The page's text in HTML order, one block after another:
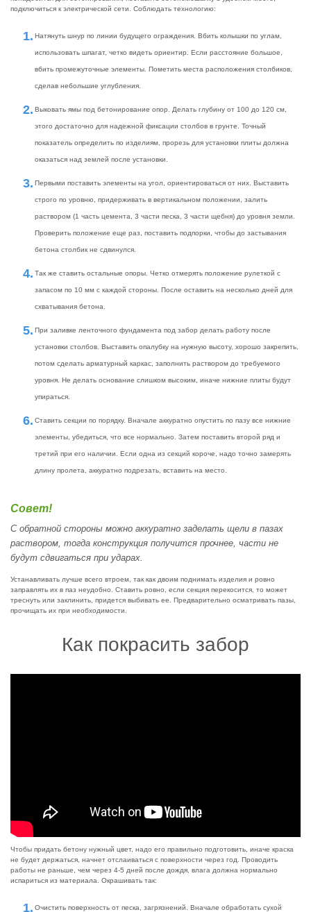
подключиться к электрической сети. Соблюдать технологию:
Натянуть шнур по линии будущего ограждения. Вбить колышки по углам,
использовать шпагат, четко видеть ориентир. Если расстояние большое,
вбить промежуточные элементы. Пометить места расположения столбиков,
сделав небольшие углубления.
Выковать ямы под бетонирование опор. Делать глубину от 100 до 120 см,
этого достаточно для надежной фиксации столбов в грунте. Точный
показатель определить по изделиям, прорезь для установки плиты должна
оказаться над землей после установки.
Первыми поставить элементы на угол, ориентироваться от них. Выставить
строго по уровню, придерживать в вертикальном положении, залить
раствором (1 часть цемента, 3 части песка, 3 части щебня) до уровня земли.
Проверить положение еще раз, поставить подпорки, чтобы до застывания
бетона столбик не сдвинулся.
Так же ставить остальные опоры. Четко отмерять положение рулеткой с
запасом по 10 мм с каждой стороны. После оставить на несколько дней для
схватывания бетона.
При заливке ленточного фундамента под забор делать работу после
установки столбов. Выставить опалубку на нужную высоту, хорошо закрепить,
потом сделать арматурный каркас, заполнить раствором до требуемого
уровня. Не делать основание слишком высоким, иначе нижние плиты будут
упираться.
Ставить секции по порядку. Вначале аккуратно опустить по пазу все нижние
элементы, убедиться, что все нормально. Затем поставить второй ряд и
третий при его наличии. Если одна из секций короче, надо точно замерять
длину пролета, аккуратно подрезать, вставить на место.
Совет!
С обратной стороны можно аккуратно заделать щели в пазах
раствором, тогда конструкция получится прочнее, части не
будут сдвигаться при ударах.
Устанавливать лучше всего втроем, так как двоим поднимать изделия и ровно
заправлять их в паз неудобно. Ставить ровно, если секция перекосится, то может
треснуть или заклинить, придется выбивать ее. Предварительно осматривать пазы,
прочищать их при необходимости.
Как покрасить забор
Чтобы придать бетону нужный цвет, надо его правильно подготовить, иначе краска
не будет держаться, начнет отслаиваться с поверхности через год. Проводить
работы не раньше, чем через 4-5 дней после дождя, влага должна нормально
испариться из материала. Окрашивать так:
Очистить поверхность от песка, загрязнений. Вначале обработать сухой